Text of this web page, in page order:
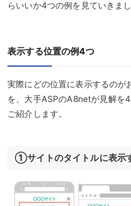
らいいか4つの例を見ていきまし
表示する位置の例4つ
実際にどの位置に表示するのが
を、大手ASPのA8netが見解を
ご紹介します。
①サイトのタイトルに表示